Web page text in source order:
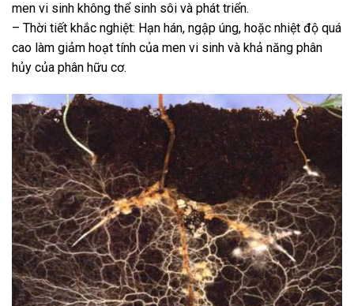
men vi sinh không thể sinh sôi và phát triển.
– Thời tiết khắc nghiệt: Hạn hán, ngập úng, hoặc nhiệt độ quá
cao làm giảm hoạt tính của men vi sinh và khả năng phân
hủy của phân hữu cơ.